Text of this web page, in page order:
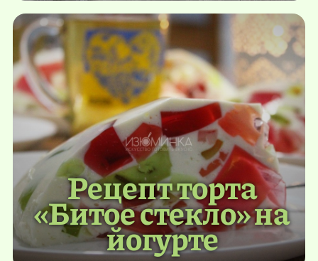
Рецепт торта
«Битое стекло» на
йогурте